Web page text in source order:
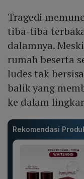
Tragedi
tiba-tiba
dalamnya.
rumah beserta
ludes tak
balik yang
ke dalam
Rekomendasi